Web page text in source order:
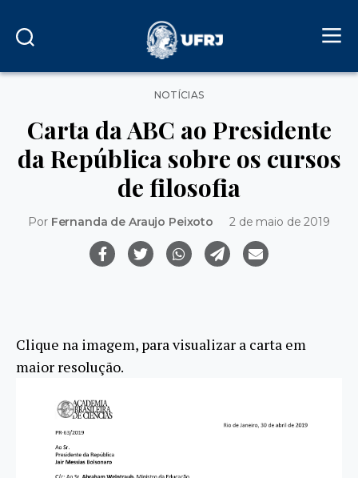
Categorias
NOTÍCIAS
Carta da ABC ao Presidente
da República sobre os cursos
de filosofia
Por Fernanda de Araujo Peixoto 2 de maio de 2019
Clique na imagem, para visualizar a carta em
maior resolução.